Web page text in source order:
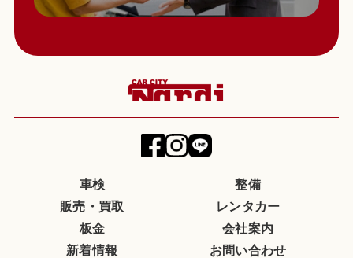
車検
整備
販売・買取
レンタカー
板金
会社案内
新着情報
お問い合わせ